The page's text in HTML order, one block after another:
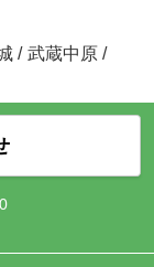
/ 武蔵中原 /